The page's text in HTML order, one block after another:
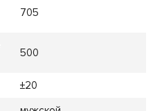
705
500
±20